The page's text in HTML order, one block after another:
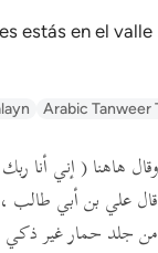
estás en el valle
Arabic Tanweer
وقال هاهنا ( إني أنا
قال علي بن أبي طالب ،
من جلد حمار غير